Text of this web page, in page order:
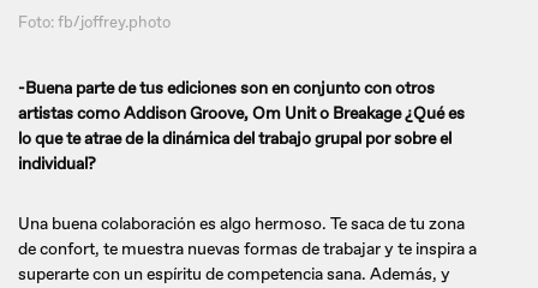
Foto: fb/joffrey.photo
-Buena parte de tus ediciones son en conjunto con otros
artistas como Addison Groove, Om Unit o Breakage ¿Qué es
lo que te atrae de la dinámica del trabajo grupal por sobre el
individual?
Una buena colaboración es algo hermoso. Te saca de tu zona
de confort, te muestra nuevas formas de trabajar y te inspira a
superarte con un espíritu de competencia sana. Además, y